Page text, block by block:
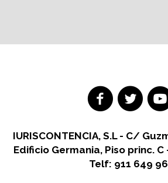
IURISCONTENCIA, S.L - C/
Edificio Germania, Piso princ.
Telf: 911 649